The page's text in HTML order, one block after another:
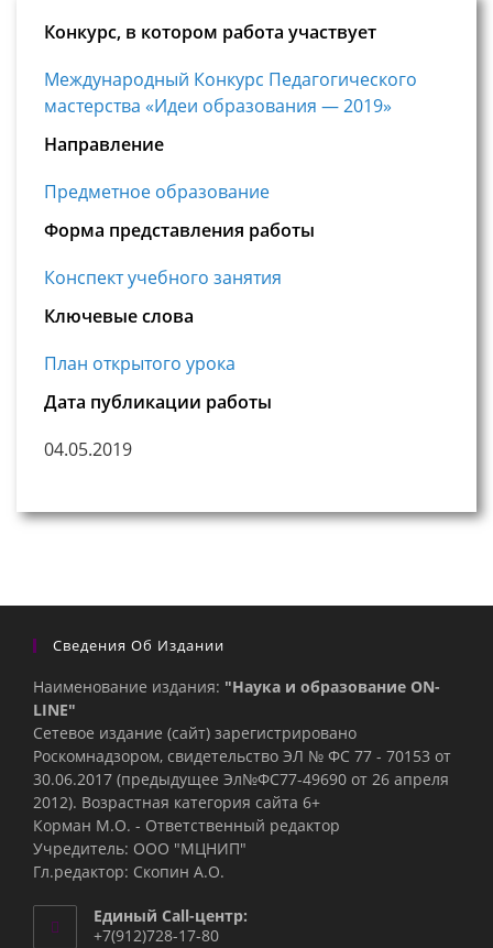
Конкурс, в котором работа участвует
Международный Конкурс Педагогического
мастерства «Идеи образования — 2019»
Направление
Предметное образование
Форма представления работы
Конспект учебного занятия
Ключевые слова
План открытого урока
Дата публикации работы
04.05.2019
Сведения Об Издании
Наименование издания: "Наука и образование ON-
LINE"
Сетевое издание (сайт) зарегистрировано
Роскомнадзором, свидетельство ЭЛ № ФС 77 - 70153 от
30.06.2017 (предыдущее Эл№ФC77-49690 от 26 апреля
2012). Возрастная категория сайта 6+
Корман М.О. - Ответственный редактор
Учредитель: ООО "МЦНИП"
Гл.редактор: Скопин А.О.
Единый Call-центр:
+7(912)728-17-80